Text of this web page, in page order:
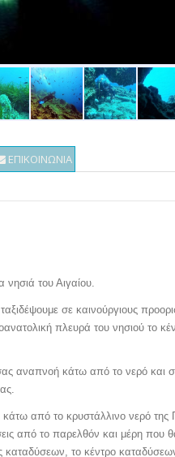
ΕΠΙΚΟΙΝΩΝΙΑ
του Αιγαίου.
σε καινούργιους
πλευρά του νησιού το
αναπνοή κάτω από το νερό και
από το κρυστάλλινο νερό της
από το παρελθόν και μέρη που
καταδύσεων, το κέντρο